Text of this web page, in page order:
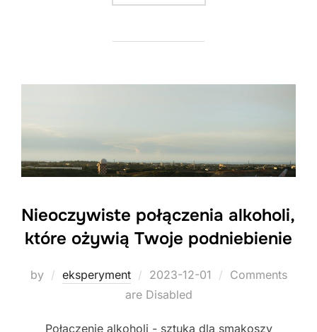
Nieoczywiste połączenia alkoholi,
które ożywią Twoje podniebienie
by eksperyment
Posted
on
2023-12-01
Comments
are Disabled
Połączenie alkoholi - sztuka dla smakoszy